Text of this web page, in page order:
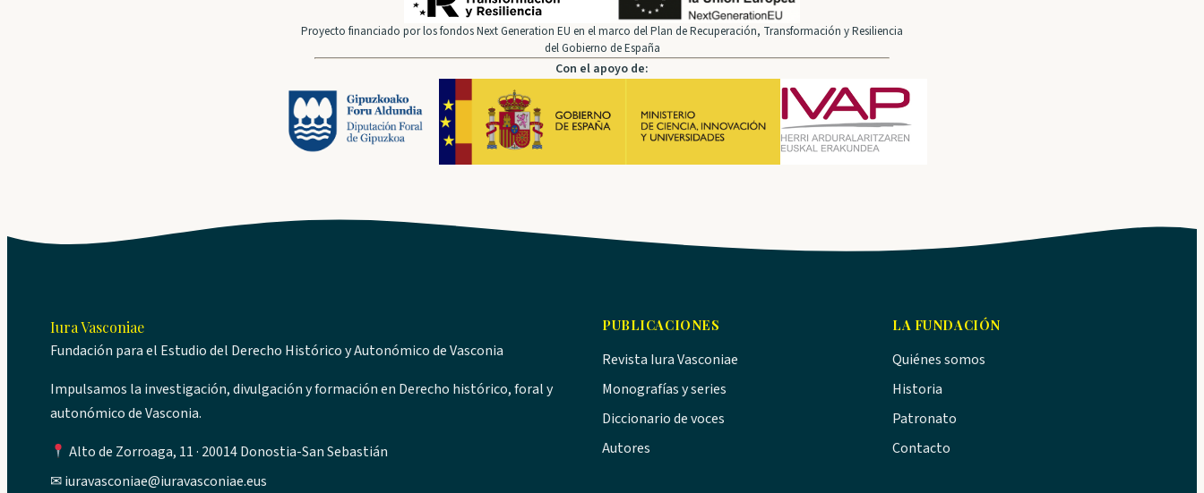
Proyecto financiado por los fondos Next Generation EU en el marco del Plan de Recuperación, Transformación y Resiliencia
del Gobierno de España
Con el apoyo de:
Iura Vasconiae
Fundación para el Estudio del Derecho Histórico y Autonómico de Vasconia
Impulsamos la investigación, divulgación y formación en Derecho histórico, foral y
autonómico de Vasconia.
Alto de Zorroaga, 11 · 20014 Donostia-San Sebastián
✉iuravasconiae@iuravasconiae.eus
PUBLICACIONES
Revista Iura Vasconiae
Monografías y series
Diccionario de voces
Autores
LA FUNDACIÓN
Quiénes somos
Historia
Patronato
Contacto